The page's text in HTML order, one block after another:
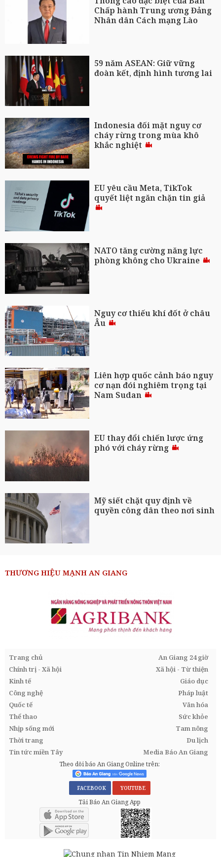
Chấp hành Trung ương Đảng
Nhân dân Cách mạng Lào
59 năm ASEAN: Giữ vững
đoàn kết, định hình tương lai
Indonesia đối mặt nguy cơ
cháy rừng trong mùa khô
khắc nghiệt
EU yêu cầu Meta, TikTok
quyết liệt ngăn chặn tin giả
NATO tăng cường năng lực
phòng không cho Ukraine
Nguy cơ thiếu khí đốt ở châu
Âu
Liên hợp quốc cảnh báo nguy
cơ nạn đói nghiêm trọng tại
Nam Sudan
EU thay đổi chiến lược ứng
phó với cháy rừng
Mỹ siết chặt quy định về
quyền công dân theo nơi sinh
THƯƠNG HIỆU MẠNH AN GIANG
Trang chủ
An Giang 24 giờ
Chính trị - Xã hội
Xã hội - Từ thiện
Kinh tế
Giáo dục
Công nghệ
Pháp luật
Quốc tế
Văn hóa
Thể thao
Sức khỏe
Nhịp sống mới
Tam nông
Thời trang
Du lịch
Tin tức miền Tây
Media Báo An Giang
Theo dõi báo An Giang Online trên:
FACEBOOK YOUTUBE
Tải Báo An Giang App